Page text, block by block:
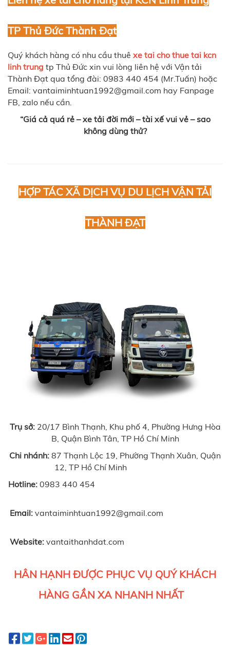
TP Thủ Đức Thành Đạt
Quý khách hàng có nhu cầu thuê xe tai cho thue tai kcn
linh trung tp Thủ Đức xin vui lòng liên hệ với Vận tải
Thành Đạt qua tổng đài: 0983 440 454 (Mr.Tuấn) hoặc
Email: vantaiminhtuan1992@gmail.com hay Fanpage
FB, zalo nếu cần.
“Giá cả quá rẻ – xe tải đời mới – tài xế vui vẻ – sao
không dùng thử?
HỢP TÁC XÃ DỊCH VỤ DU LỊCH VẬN TẢI
THÀNH ĐẠT
Trụ sở: 20/17 Bình Thạnh, Khu phố 4, Phường Hưng Hòa
B, Quận Bình Tân, TP Hồ Chí Minh
Chi nhánh: 87 Thạnh Lộc 19, Phường Thạnh Xuân, Quận
12, TP Hồ Chí Minh
Hotline:0983 440 454
Email: vantaiminhtuan1992@gmail.com
Website: vantaithanhdat.com
HÂN HẠNH ĐƯỢC PHỤC VỤ QUÝ KHÁCH
HÀNG GẦN XA NHANH NHẤT